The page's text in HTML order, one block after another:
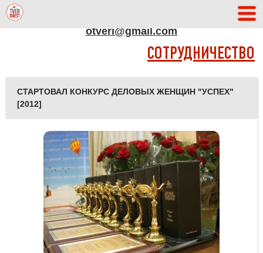
otveri@gmail.com
СОТРУДНИЧЕСТВО
СТАРТОВАЛ КОНКУРС ДЕЛОВЫХ ЖЕНЩИН "УСПЕХ"
[2012]